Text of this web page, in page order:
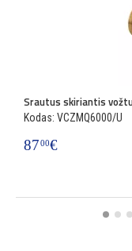
Srautus skiriantis
Kodas: VCZMQ6000/U
8700€